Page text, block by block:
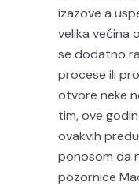
izazove a
velika većina
se dodatno
procese ili
otvore neke
tim, ove
ovakvih
ponosom da
pozornice